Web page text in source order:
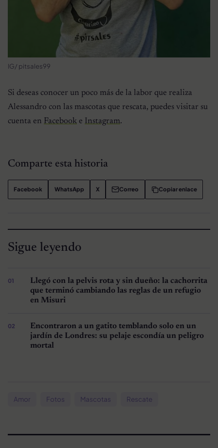
IG/ pitsales99
Si deseas conocer un poco más de la labor que realiza
Alessandro con las mascotas que rescata, puedes visitar su
cuenta en Facebook e Instagram.
Comparte esta historia
Facebook WhatsApp X Correo Copiar enlace
Sigue leyendo
Llegó con la pelvis rota y sin dueño: la cachorrita
que terminó cambiando las reglas de un refugio
en Misuri
Encontraron a un gatito temblando solo en un
jardín de Londres: su pelaje escondía un peligro
mortal
Amor Fotos Mascotas Rescate